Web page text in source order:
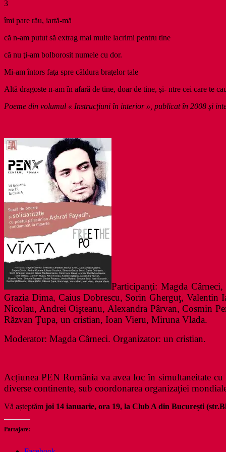
3
îmi pare rău, iartă-mă
că n-am putut să extrag mai multe lacrimi pentru tine
că nu ţi-am bolborosit numele cu dor.
Mi-am întors faţa spre căldura braţelor tale
Altă dragoste n-am în afară de tine, doar de tine, şi- ntre cei care te
Poeme din volumul « Instrucţiuni în interior », publicat în 2008 şi
Participanți: Magda
Grazia Dima, Caius Dobrescu, Sorin Gherguţ,
Nicolau, Andrei Oişteanu, Alexandra Pârvan, Cosmin
Răzvan Ţupa, un cristian, Ioan Vieru, Miruna Vlada.
Moderator: Magda Cârneci. Organizator: un cristian.
Acțiunea PEN România va avea loc în simultaneitate
diverse continente, sub coordonarea organizaţiei
Vă așteptăm joi 14 ianuarie, ora 19, la Club A din București
Partajare: